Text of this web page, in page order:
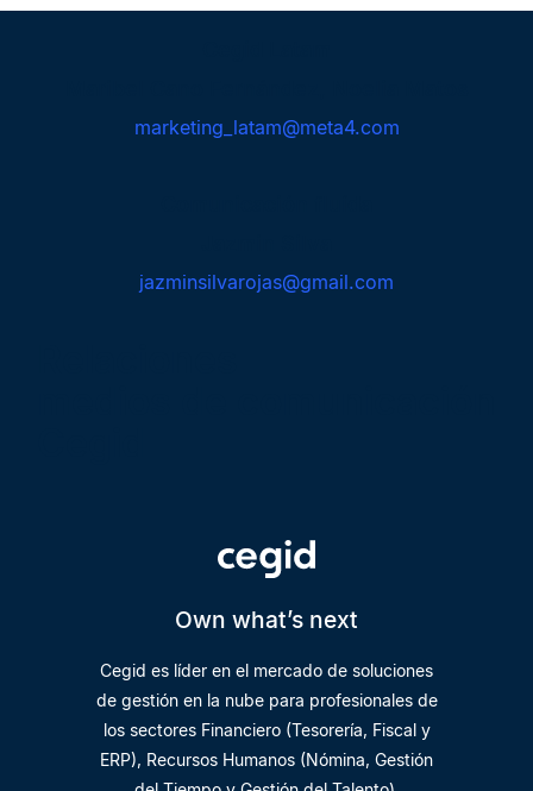
marketing_latam@meta4.com
jazminsilvarojas@gmail.com
Own what’s next
Cegid es líder en el mercado de soluciones
de gestión en la nube para profesionales de
los sectores Financiero (Tesorería, Fiscal y
ERP), Recursos Humanos (Nómina, Gestión